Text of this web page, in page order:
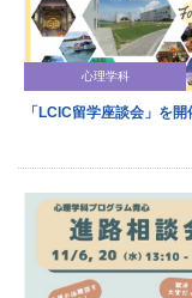
心理学科